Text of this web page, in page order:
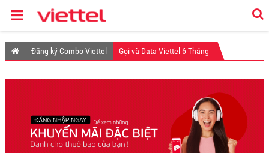
Đăng ký Combo Viettel Gọi và Data Viettel 6 Tháng